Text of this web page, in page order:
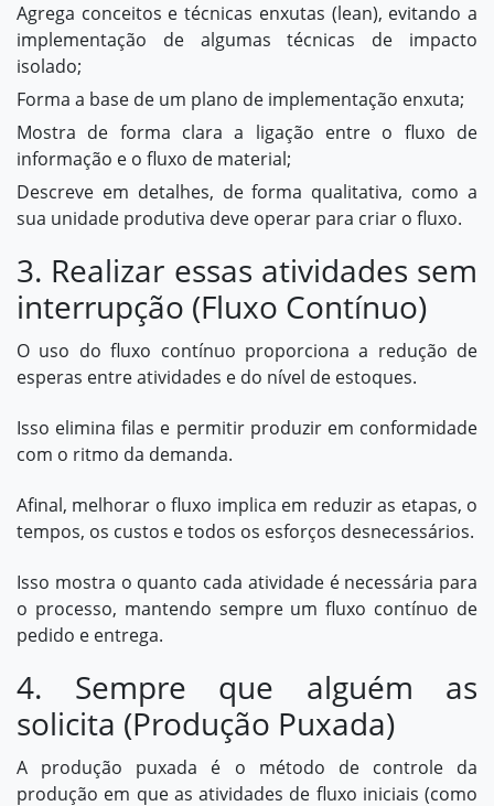
Agrega conceitos e técnicas enxutas (lean), evitando a
implementação de algumas técnicas de impacto
isolado;
Forma a base de um plano de implementação enxuta;
Mostra de forma clara a ligação entre o fluxo de
informação e o fluxo de material;
Descreve em detalhes, de forma qualitativa, como a
sua unidade produtiva deve operar para criar o fluxo.
3. Realizar essas atividades sem
interrupção (Fluxo Contínuo)
O uso do fluxo contínuo proporciona a redução de
esperas entre atividades e do nível de estoques.
Isso elimina filas e permitir produzir em conformidade
com o ritmo da demanda.
Afinal, melhorar o fluxo implica em reduzir as etapas, o
tempos, os custos e todos os esforços desnecessários.
Isso mostra o quanto cada atividade é necessária para
o processo, mantendo sempre um fluxo contínuo de
pedido e entrega.
4. Sempre que alguém as
solicita (Produção Puxada)
A produção puxada é o método de controle da
produção em que as atividades de fluxo iniciais (como